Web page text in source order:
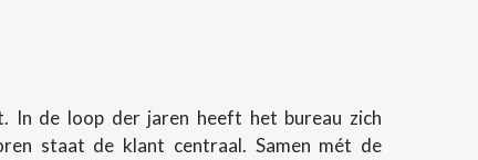
In de loop der jaren heeft het bureau zich
staat de klant centraal. Samen mét de